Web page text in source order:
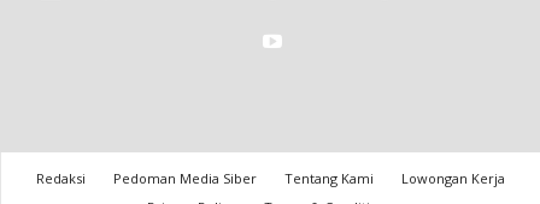
Redaksi Pedoman Media Siber Tentang Kami
Lowongan Kerja